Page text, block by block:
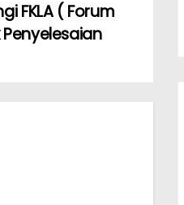
FKLA ( Forum
Penyelesaian